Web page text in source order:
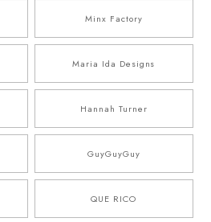
Minx Factory
Maria Ida Designs
Hannah Turner
GuyGuyGuy
QUE RICO